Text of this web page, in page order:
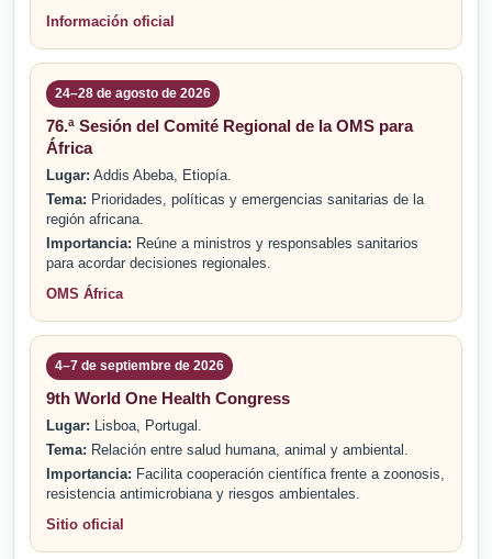
Información oficial
24–28 de agosto de 2026
76.ª Sesión del Comité Regional de la OMS para
África
Lugar: Addis Abeba, Etiopía.
Tema: Prioridades, políticas y emergencias sanitarias de la
región africana.
Importancia: Reúne a ministros y responsables sanitarios
para acordar decisiones regionales.
OMS África
4–7 de septiembre de 2026
9th World One Health Congress
Lugar: Lisboa, Portugal.
Tema: Relación entre salud humana, animal y ambiental.
Importancia: Facilita cooperación científica frente a zoonosis,
resistencia antimicrobiana y riesgos ambientales.
Sitio oficial